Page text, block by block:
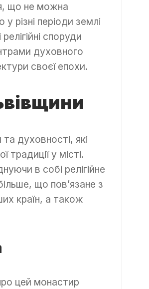
що не можна
різні періоди землі
споруди
духовного
своєї епохи.
духовності, які
традиції у місті.
в собі релігійне
що пов’язане з
країн, а також
цей монастир